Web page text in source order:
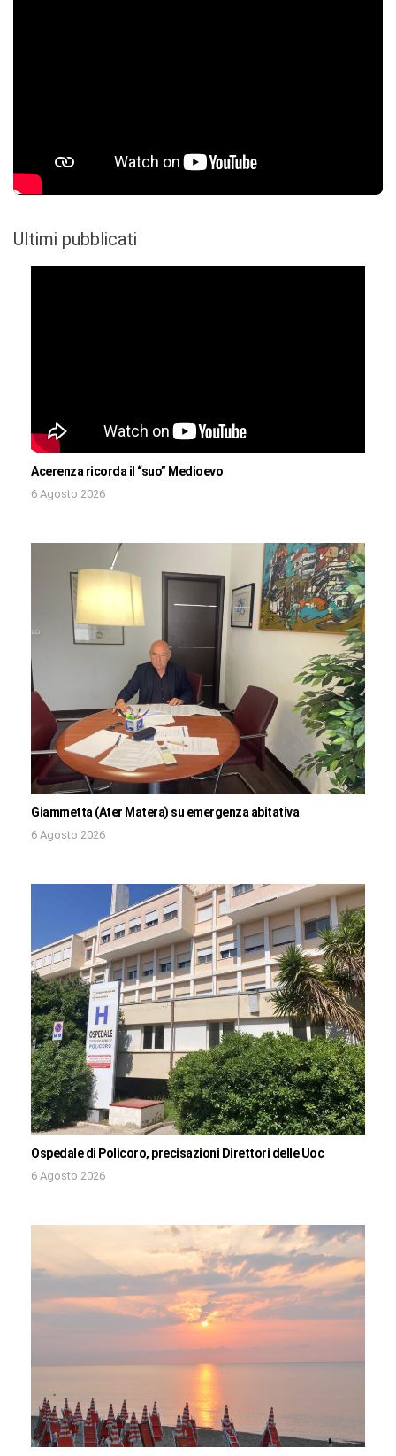
Ultimi pubblicati
Acerenza ricorda il “suo” Medioevo
6 Agosto 2026
Giammetta (Ater Matera) su emergenza abitativa
6 Agosto 2026
Ospedale di Policoro, precisazioni Direttori delle Uoc
6 Agosto 2026